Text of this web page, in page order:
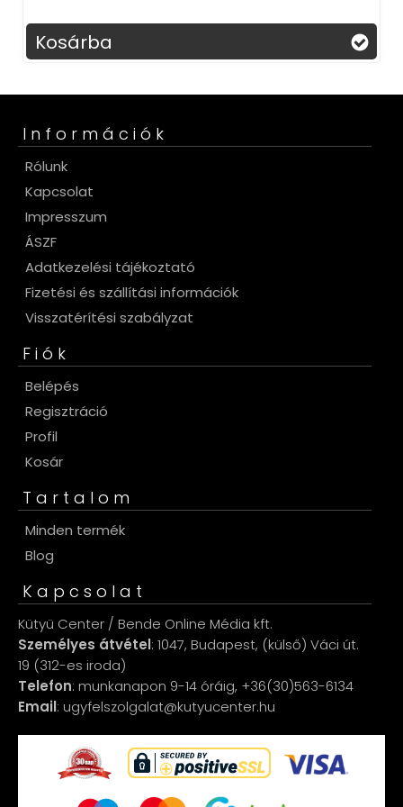
Információk
Rólunk
Kapcsolat
Impresszum
ÁSZF
Adatkezelési tájékoztató
Fizetési és szállítási információk
Visszatérítési szabályzat
Fiók
Belépés
Regisztráció
Profil
Kosár
Tartalom
Minden termék
Blog
Kapcsolat
Kütyü Center / Bende Online Média kft.
Személyes átvétel: 1047, Budapest, (külső) Váci út.
19 (312-es iroda)
Telefon: munkanapon 9-14 óráig, +36(30)563-6134
Email: ugyfelszolgalat@kutyucenter.hu